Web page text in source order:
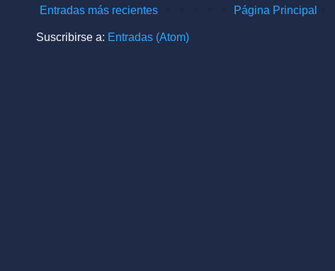
Entradas más recientes Página Principal
Suscribirse a: Entradas (Atom)